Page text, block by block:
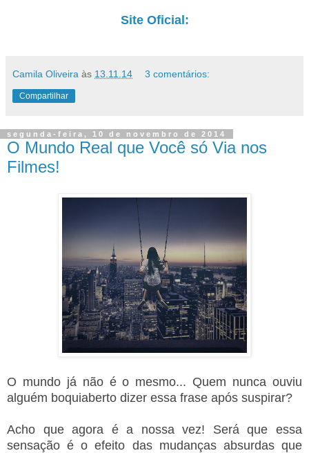
Site Oficial:
Camila Oliveira às 13.11.14 3 comentários:
Compartilhar
segunda-feira, 10 de novembro de 2014
O Mundo Real que Você só Via nos
Filmes!
O mundo já não é o mesmo... Quem nunca ouviu
alguém boquiaberto dizer essa frase após suspirar?
Acho que agora é a nossa vez! Será que essa
sensação é o efeito das mudanças absurdas que